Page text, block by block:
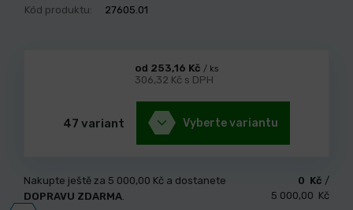
Kód produktu: 27605.01
od 253,16 Kč / ks
306,32 Kč s DPH
47 variant Vyberte variantu
Nakupte ještě za 5 000,00 Kč a dostanete
DOPRAVU ZDARMA.
0 Kč /
5 000,00 Kč